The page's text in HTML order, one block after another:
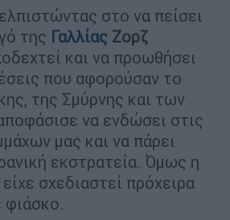
στο να πείσει
της Γαλλίας Ζορζ
και να προωθήσει
που αφορούσαν το
της Σμύρνης και των
να ενδώσει στις
μας και να πάρει
εκστρατεία. Όμως η
σχεδιαστεί πρόχειρα
φιάσκο.